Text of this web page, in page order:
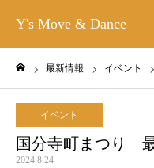
Y's Move & Dance
最新情報 イベント
イベント
国分寺町まつり
2024.8.24